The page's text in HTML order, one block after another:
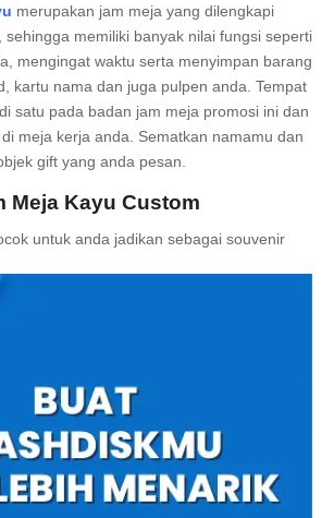
merupakan jam meja yang dilengkapi
sehingga memiliki banyak nilai fungsi seperti
mengingat waktu serta menyimpan barang
kartu nama dan juga pulpen anda. Tempat
satu pada badan jam meja promosi ini dan
meja kerja anda. Sematkan namamu dan
gift yang anda pesan.
Meja Kayu Custom
untuk anda jadikan sebagai souvenir
banyak pilihan Gift yang bisa Anda
souvenir perusahaan promo lainnya
terjangkau seperti pen souvenir, flashdisk,
sebagainyadisini. Buat sekarang juga
di Gifterindo !
identitas perusahaanmu Bersama
souvenir perusahaan unik sekarang !